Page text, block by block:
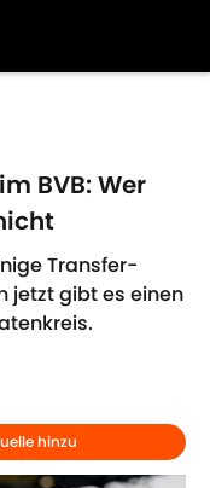
BVB: Wer
Transfer-
jetzt gibt es einen
hinzu